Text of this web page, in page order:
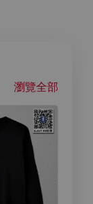
瀏覽全部